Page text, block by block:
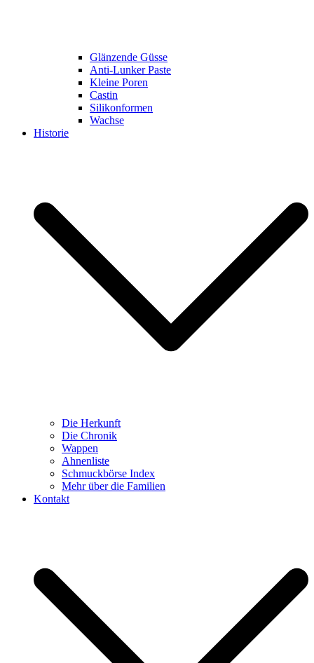
Glänzende Güsse
Anti-Lunker Paste
Kleine Poren
Castin
Silikonformen
Wachse
Historie
Die Herkunft
Die Chronik
Wappen
Ahnenliste
Schmuckbörse Index
Mehr über die Familien
Kontakt